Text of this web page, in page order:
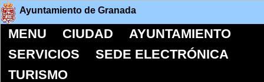
Ayuntamiento de Granada
MENU CIUDAD
AYUNTAMIENTO
SERVICIOS
SEDE ELECTRÓNICA
TURISMO